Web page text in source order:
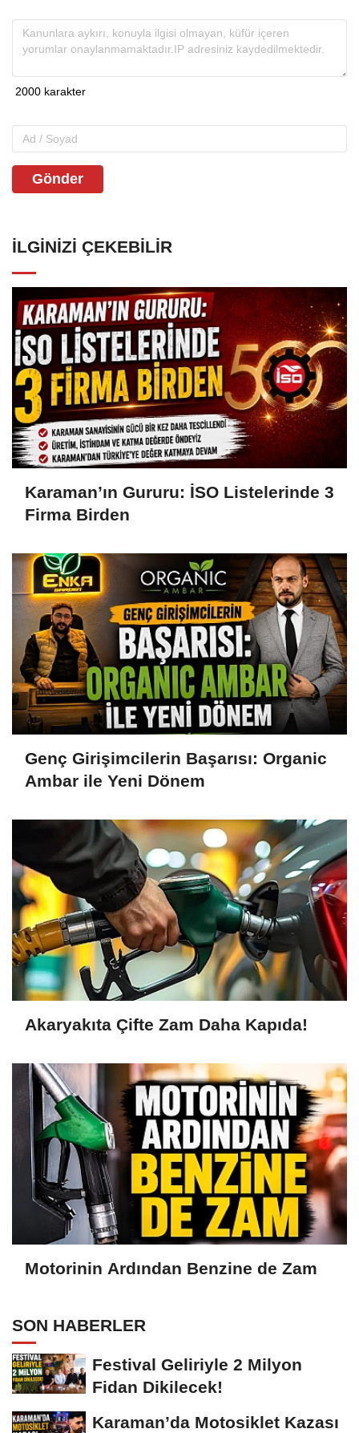
Gönder
İLGINIZI ÇEKEBILIR
Karaman’ın Gururu: İSO Listelerinde 3
Firma Birden
Genç Girişimcilerin Başarısı: Organic
Ambar ile Yeni Dönem
Akaryakıta Çifte Zam Daha Kapıda!
Motorinin Ardından Benzine de Zam
SON HABERLER
Festival Geliriyle 2 Milyon
Fidan Dikilecek!
Karaman’da Motosiklet Kazası